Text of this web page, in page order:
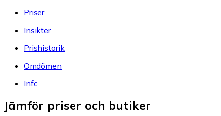
Priser
Insikter
Prishistorik
Omdömen
Info
Jämför priser och butiker